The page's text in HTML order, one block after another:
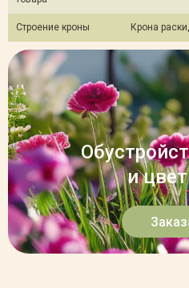
Строение кроны Крона
и